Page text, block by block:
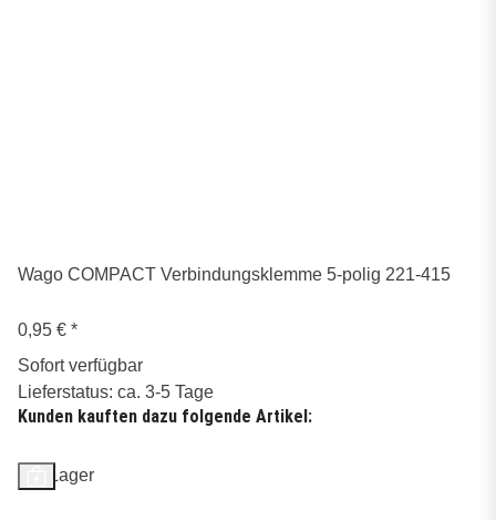
Wago COMPACT Verbindungsklemme 5-polig 221-415
0,95 € *
Sofort verfügbar
Lieferstatus: ca. 3-5 Tage
Kunden kauften dazu folgende Artikel:
Auf Lager